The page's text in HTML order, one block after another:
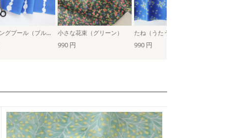
スイミングプール（ブルー） 小さな花束（グリーン） たね（うたう）
990 円 990 円